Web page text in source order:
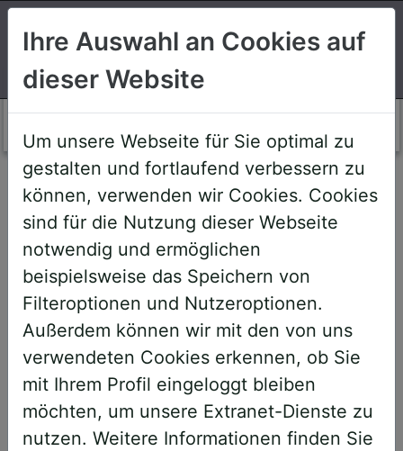
Willkommen!
Sehr geehrte Teilnehmerinnen und
Teilnehmer,
um Ihnen zukünftige Buchungen zu
erleichtern, haben wir unser System
umstrukturiert und den AWS+-Account
entsprechend angepasst. Bitte führen
Sie daher folgende Schritte durch,
Ihre Auswahl an Cookies auf
dieser Website
Um unsere Webseite für Sie optimal zu
gestalten und fortlaufend verbessern zu
können, verwenden wir Cookies. Cookies
sind für die Nutzung dieser Webseite
notwendig und ermöglichen
beispielsweise das Speichern von
Filteroptionen und Nutzeroptionen.
Außerdem können wir mit den von uns
verwendeten Cookies erkennen, ob Sie
mit Ihrem Profil eingeloggt bleiben
möchten, um unsere Extranet-Dienste zu
nutzen. Weitere Informationen finden Sie